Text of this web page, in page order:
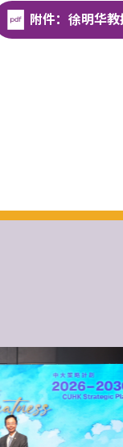
附件：徐明华